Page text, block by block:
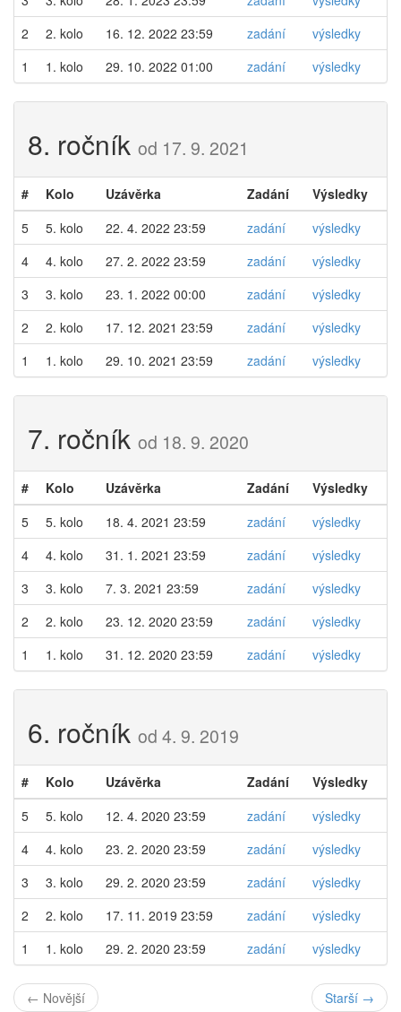
2
2. kolo 16. 12. 2022 23:59 zadání
výsledky
1
1. kolo 29. 10. 2022 01:00 zadání výsledky
8. ročník od 17. 9. 2021
# Kolo Uzávěrka Zadání
Výsledky
5
5. kolo 22. 4. 2022 23:59 zadání
výsledky
4
4. kolo 27. 2. 2022 23:59 zadání
výsledky
3
3. kolo 23. 1. 2022 00:00 zadání
výsledky
2
2. kolo 17. 12. 2021 23:59 zadání
výsledky
1
1. kolo 29. 10. 2021 23:59 zadání výsledky
7. ročník od 18. 9. 2020
# Kolo Uzávěrka Zadání
Výsledky
5
5. kolo 18. 4. 2021 23:59 zadání
výsledky
4
4. kolo 31. 1. 2021 23:59 zadání
výsledky
3
3. kolo 7. 3. 2021 23:59 zadání
výsledky
2
2. kolo 23. 12. 2020 23:59 zadání
výsledky
1
1. kolo 31. 12. 2020 23:59 zadání výsledky
6. ročník od 4. 9. 2019
# Kolo Uzávěrka Zadání
Výsledky
5
5. kolo 12. 4. 2020 23:59 zadání
výsledky
4
4. kolo 23. 2. 2020 23:59 zadání
výsledky
3
3. kolo 29. 2. 2020 23:59 zadání
výsledky
2
2. kolo 17. 11. 2019 23:59 zadání
výsledky
1
1. kolo 29. 2. 2020 23:59 zadání výsledky
← Novější Starší →